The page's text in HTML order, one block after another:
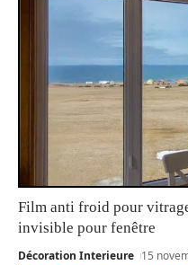
Film anti froid pour
invisible pour fenêtre
Décoration Interieure 15